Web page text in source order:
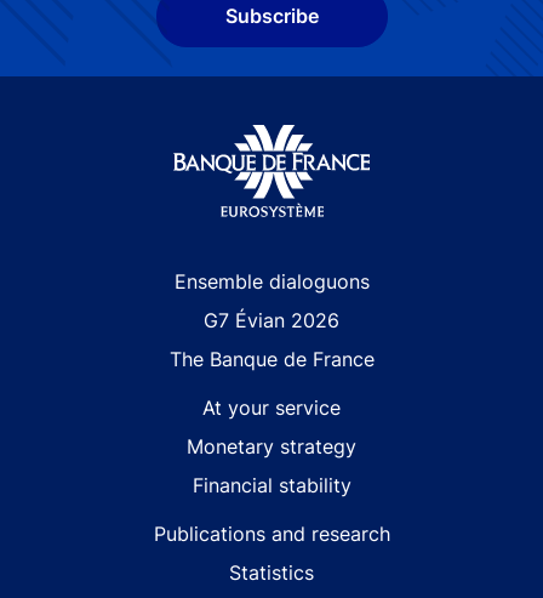
Subscribe
Ensemble dialoguons
G7 Évian 2026
The Banque de France
At your service
Monetary strategy
Financial stability
Publications and research
Statistics